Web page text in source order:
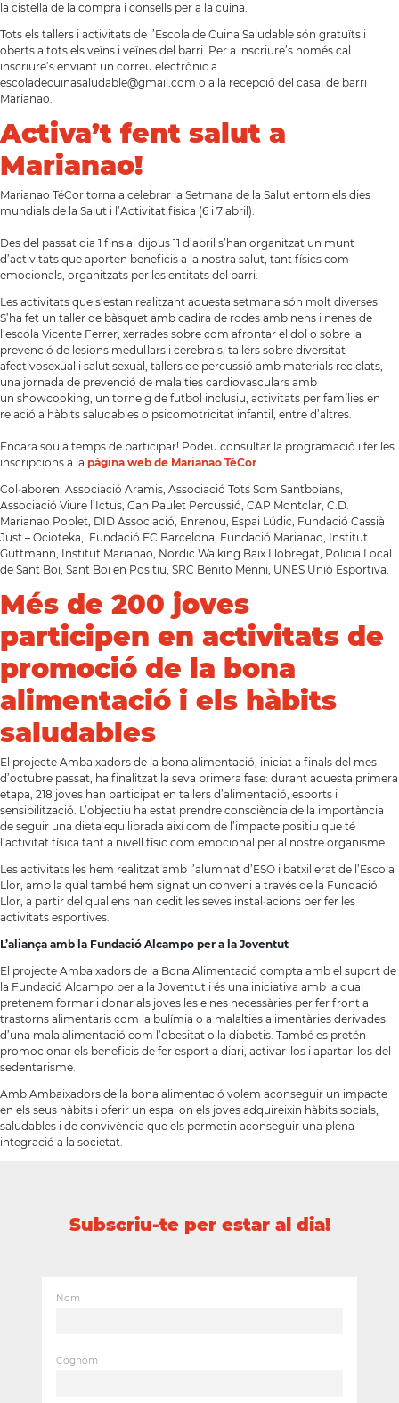
la cistella de la compra i consells per a la cuina.
Tots els tallers i activitats de l’Escola de Cuina Saludable són gratuïts i
oberts a tots els veïns i veïnes del barri. Per a inscriure’s només cal
inscriure’s enviant un correu electrònic a
escoladecuinasaludable@gmail.com o a la recepció del casal de barri
Marianao.
Activa’t fent salut a
Marianao!
Marianao TéCor torna a celebrar la Setmana de la Salut entorn els dies
mundials de la Salut i l’Activitat física (6 i 7 abril).
Des del passat dia 1 fins al dijous 11 d’abril s’han organitzat un munt
d’activitats que aporten beneficis a la nostra salut, tant físics com
emocionals, organitzats per les entitats del barri.
Les activitats que s’estan realitzant aquesta setmana són molt diverses!
S’ha fet un taller de bàsquet amb cadira de rodes amb nens i nenes de
l’escola Vicente Ferrer, xerrades sobre com afrontar el dol o sobre la
prevenció de lesions medul·lars i cerebrals, tallers sobre diversitat
afectivosexual i salut sexual, tallers de percussió amb materials reciclats,
una jornada de prevenció de malalties cardiovasculars amb
un showcooking, un torneig de futbol inclusiu, activitats per famílies en
relació a hàbits saludables o psicomotricitat infantil, entre d’altres.
Encara sou a temps de participar! Podeu consultar la programació i fer les
inscripcions a la pàgina web de Marianao TéCor.
Col·laboren: Associació Aramis, Associació Tots Som Santboians,
Associació Viure l’Ictus, Can Paulet Percussió, CAP Montclar, C.D.
Marianao Poblet, DID Associació, Enrenou, Espai Lúdic, Fundació Cassià
Just – Ocioteka, Fundació FC Barcelona, Fundació Marianao, Institut
Guttmann, Institut Marianao, Nordic Walking Baix Llobregat, Policia Local
de Sant Boi, Sant Boi en Positiu, SRC Benito Menni, UNES Unió Esportiva.
Més de 200 joves
participen en activitats de
promoció de la bona
alimentació i els hàbits
saludables
El projecte Ambaixadors de la bona alimentació, iniciat a finals del mes
d’octubre passat, ha finalitzat la seva primera fase: durant aquesta primera
etapa, 218 joves han participat en tallers d’alimentació, esports i
sensibilització. L’objectiu ha estat prendre consciència de la importància
de seguir una dieta equilibrada així com de l’impacte positiu que té
l’activitat física tant a nivell físic com emocional per al nostre organisme.
Les activitats les hem realitzat amb l’alumnat d’ESO i batxillerat de l’Escola
Llor, amb la qual també hem signat un conveni a través de la Fundació
Llor, a partir del qual ens han cedit les seves instal·lacions per fer les
activitats esportives.
L’aliança amb la Fundació Alcampo per a la Joventut
El projecte Ambaixadors de la Bona Alimentació compta amb el suport de
la Fundació Alcampo per a la Joventut i és una iniciativa amb la qual
pretenem formar i donar als joves les eines necessàries per fer front a
trastorns alimentaris com la bulímia o a malalties alimentàries derivades
d’una mala alimentació com l’obesitat o la diabetis. També es pretén
promocionar els beneficis de fer esport a diari, activar-los i apartar-los del
sedentarisme.
Amb Ambaixadors de la bona alimentació volem aconseguir un impacte
en els seus hàbits i oferir un espai on els joves adquireixin hàbits socials,
saludables i de convivència que els permetin aconseguir una plena
integració a la societat.
Subscriu-te per estar al dia!
Nom
Cognom